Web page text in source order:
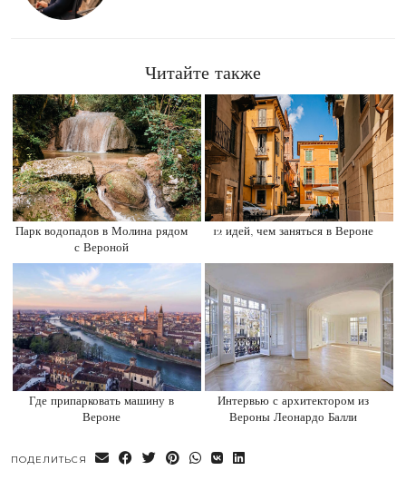
Читайте также
Парк водопадов в Молина рядом
с Вероной
12 идей, чем заняться в Вероне
Где припарковать машину в
Вероне
Интервью с архитектором из
Вероны Леонардо Балли
ПОДЕЛИТЬСЯ